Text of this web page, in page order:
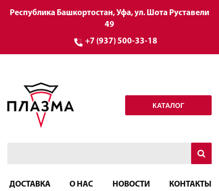
Республика Башкортостан, Уфа, ул. Шота Руставели
49
+7 (937) 500-33-18
КАТАЛОГ
ДОСТАВКА О НАС НОВОСТИ КОНТАКТЫ